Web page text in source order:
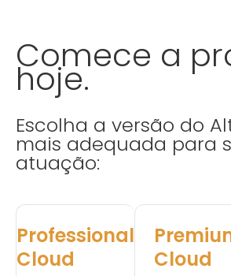
Comece a
hoje.
Escolha a versão do
mais adequada para
atuação:
Professional
Cloud
Cloud